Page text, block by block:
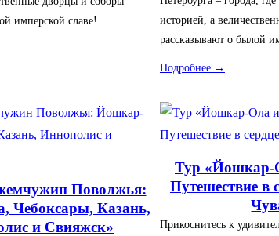
имперской славе!
историей, а
рассказывают о былой
Подробнее →
Поволжья:
Чебоксары, Казань,
и Свияжск»
Тур «Йошкар-
Путешествие в
Прикоснитесь к